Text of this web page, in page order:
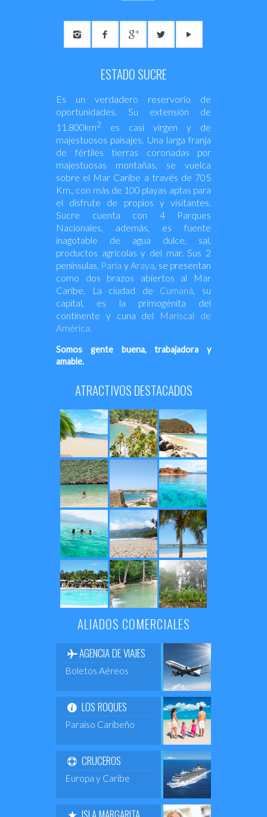
ESTADO SUCRE
Es un verdadero reservorio de
oportunidades. Su extensión de
11.800km2
es casi virgen y de
majestuosos paisajes. Una larga franja
de fértiles tierras coronadas por
majestuosas montañas, se vuelca
sobre el Mar Caribe a través de 705
Km., con más de 100 playas aptas para
el disfrute de propios y visitantes.
Sucre cuenta con 4 Parques
Nacionales, además, es fuente
inagotable de agua dulce, sal,
productos agrícolas y del mar. Sus 2
penínsulas, Paria yAraya, se presentan
como dos brazos abiertos al Mar
Caribe. La ciudad de Cumaná, su
capital, es la primogénita del
continente y cuna del Mariscal de
América.
Somos gente buena, trabajadora y
amable.
ATRACTIVOS DESTACADOS
ALIADOS COMERCIALES
AGENCIA DE VIAJES
Boletos Aéreos
LOS ROQUES
Paraíso Caribeño
CRUCEROS
Europa y Caribe